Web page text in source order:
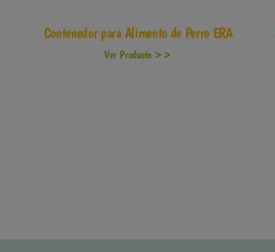
Contenedor para Alimento de Perro ERA
Ver Producto >>